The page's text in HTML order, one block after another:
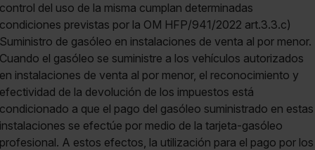
control del uso de la misma cumplan determinadas
condiciones previstas por la OM HFP/941/2022 art.3.3.c)
Suministro de gasóleo en instalaciones de venta al por menor.
Cuando el gasóleo se suministre a los vehículos autorizados
en instalaciones de venta al por menor, el reconocimiento y
efectividad de la devolución de los impuestos está
condicionado a que el pago del gasóleo suministrado en estas
instalaciones se efectúe por medio de la tarjeta-gasóleo
profesional. A estos efectos, la utilización para el pago por los